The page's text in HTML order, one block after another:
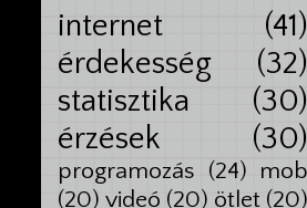
internet
(41)
érdekesség
(32)
statisztika
(30)
érzések
(30)
programozás (24) mob
(20) videó (20) ötlet (20)